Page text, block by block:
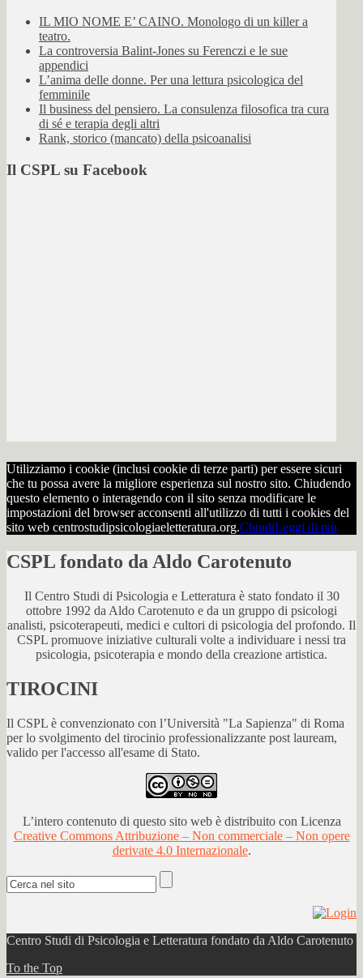
IL MIO NOME E’ CAINO. Monologo di un killer a
teatro.
La controversia Balint-Jones su Ferenczi e le sue
appendici
L’anima delle donne. Per una lettura psicologica del
femminile
Il business del pensiero. La consulenza filosofica tra cura
di sé e terapia degli altri
Rank, storico (mancato) della psicoanalisi
Il CSPL su Facebook
Utilizziamo i cookie (inclusi cookie di terze parti) per essere sicuri
che tu possa avere la migliore esperienza sul nostro sito. Chiudendo
questo elemento o interagendo con il sito senza modificare le
impostazioni del browser acconsenti all'utilizzo di tutti i cookies del
sito web centrostudipsicologiaeletteratura.org.ChiudiLeggi di più
CSPL fondato da Aldo Carotenuto
Il Centro Studi di Psicologia e Letteratura è stato fondato il 30
ottobre 1992 da Aldo Carotenuto e da un gruppo di psicologi
analisti, psicoterapeuti, medici e cultori di psicologia del profondo. Il
CSPL promuove iniziative culturali volte a individuare i nessi tra
psicologia, psicoterapia e mondo della creazione artistica.
TIROCINI
Il CSPL è convenzionato con l’Università "La Sapienza" di Roma
per lo svolgimento del tirocinio professionalizzante post lauream,
valido per l'accesso all'esame di Stato.
L’intero contenuto di questo sito web è distribuito con Licenza
Creative Commons Attribuzione – Non commerciale – Non opere
derivate 4.0 Internazionale.
Centro Studi di Psicologia e Letteratura fondato da Aldo Carotenuto
To the Top